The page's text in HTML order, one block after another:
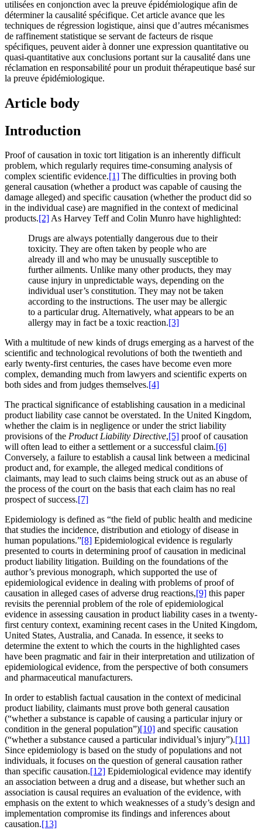
utilisées en conjonction avec la preuve épidémiologique afin de
déterminer la causalité spécifique. Cet article avance que les
techniques de régression logistique, ainsi que d’autres mécanismes
de raffinement statistique se servant de facteurs de risque
spécifiques, peuvent aider à donner une expression quantitative ou
quasi-quantitative aux conclusions portant sur la causalité dans une
réclamation en responsabilité pour un produit thérapeutique basé sur
la preuve épidémiologique.
Article body
Introduction
Proof of causation in toxic tort litigation is an inherently difficult
problem, which regularly requires time-consuming analysis of
complex scientific evidence.[1] The difficulties in proving both
general causation (whether a product was capable of causing the
damage alleged) and specific causation (whether the product did so
in the individual case) are magnified in the context of medicinal
products.[2]As Harvey Teff and Colin Munro have highlighted:
Drugs are always potentially dangerous due to their
toxicity. They are often taken by people who are
already ill and who may be unusually susceptible to
further ailments. Unlike many other products, they may
cause injury in unpredictable ways, depending on the
individual user’s constitution. They may not be taken
according to the instructions. The user may be allergic
to a particular drug. Alternatively, what appears to be an
allergy may in fact be a toxic reaction.[3]
With a multitude of new kinds of drugs emerging as a harvest of the
scientific and technological revolutions of both the twentieth and
early twenty-first centuries, the cases have become even more
complex, demanding much from lawyers and scientific experts on
both sides and from judges themselves.[4]
The practical significance of establishing causation in a medicinal
product liability case cannot be overstated. In the United Kingdom,
whether the claim is in negligence or under the strict liability
provisions of the Product Liability Directive,[5] proof of causation
will often lead to either a settlement or a successful claim.[6]
Conversely, a failure to establish a causal link between a medicinal
product and, for example, the alleged medical conditions of
claimants, may lead to such claims being struck out as an abuse of
the process of the court on the basis that each claim has no real
prospect of success.[7]
Epidemiology is defined as “the field of public health and medicine
that studies the incidence, distribution and etiology of disease in
human populations.”[8] Epidemiological evidence is regularly
presented to courts in determining proof of causation in medicinal
product liability litigation. Building on the foundations of the
author’s previous monograph, which supported the use of
epidemiological evidence in dealing with problems of proof of
causation in alleged cases of adverse drug reactions,[9] this paper
revisits the perennial problem of the role of epidemiological
evidence in assessing causation in product liability cases in a twenty-
first century context, examining recent cases in the United Kingdom,
United States, Australia, and Canada. In essence, it seeks to
determine the extent to which the courts in the highlighted cases
have been pragmatic and fair in their interpretation and utilization of
epidemiological evidence, from the perspective of both consumers
and pharmaceutical manufacturers.
In order to establish factual causation in the context of medicinal
product liability, claimants must prove both general causation
(“whether a substance is capable of causing a particular injury or
condition in the general population”)[10] and specific causation
(“whether a substance caused a particular individual’s injury”).[11]
Since epidemiology is based on the study of populations and not
individuals, it focuses on the question of general causation rather
than specific causation.[12] Epidemiological evidence may identify
an association between a drug and a disease, but whether such an
association is causal requires an evaluation of the evidence, with
emphasis on the extent to which weaknesses of a study’s design and
implementation compromise its findings and inferences about
causation.[13]